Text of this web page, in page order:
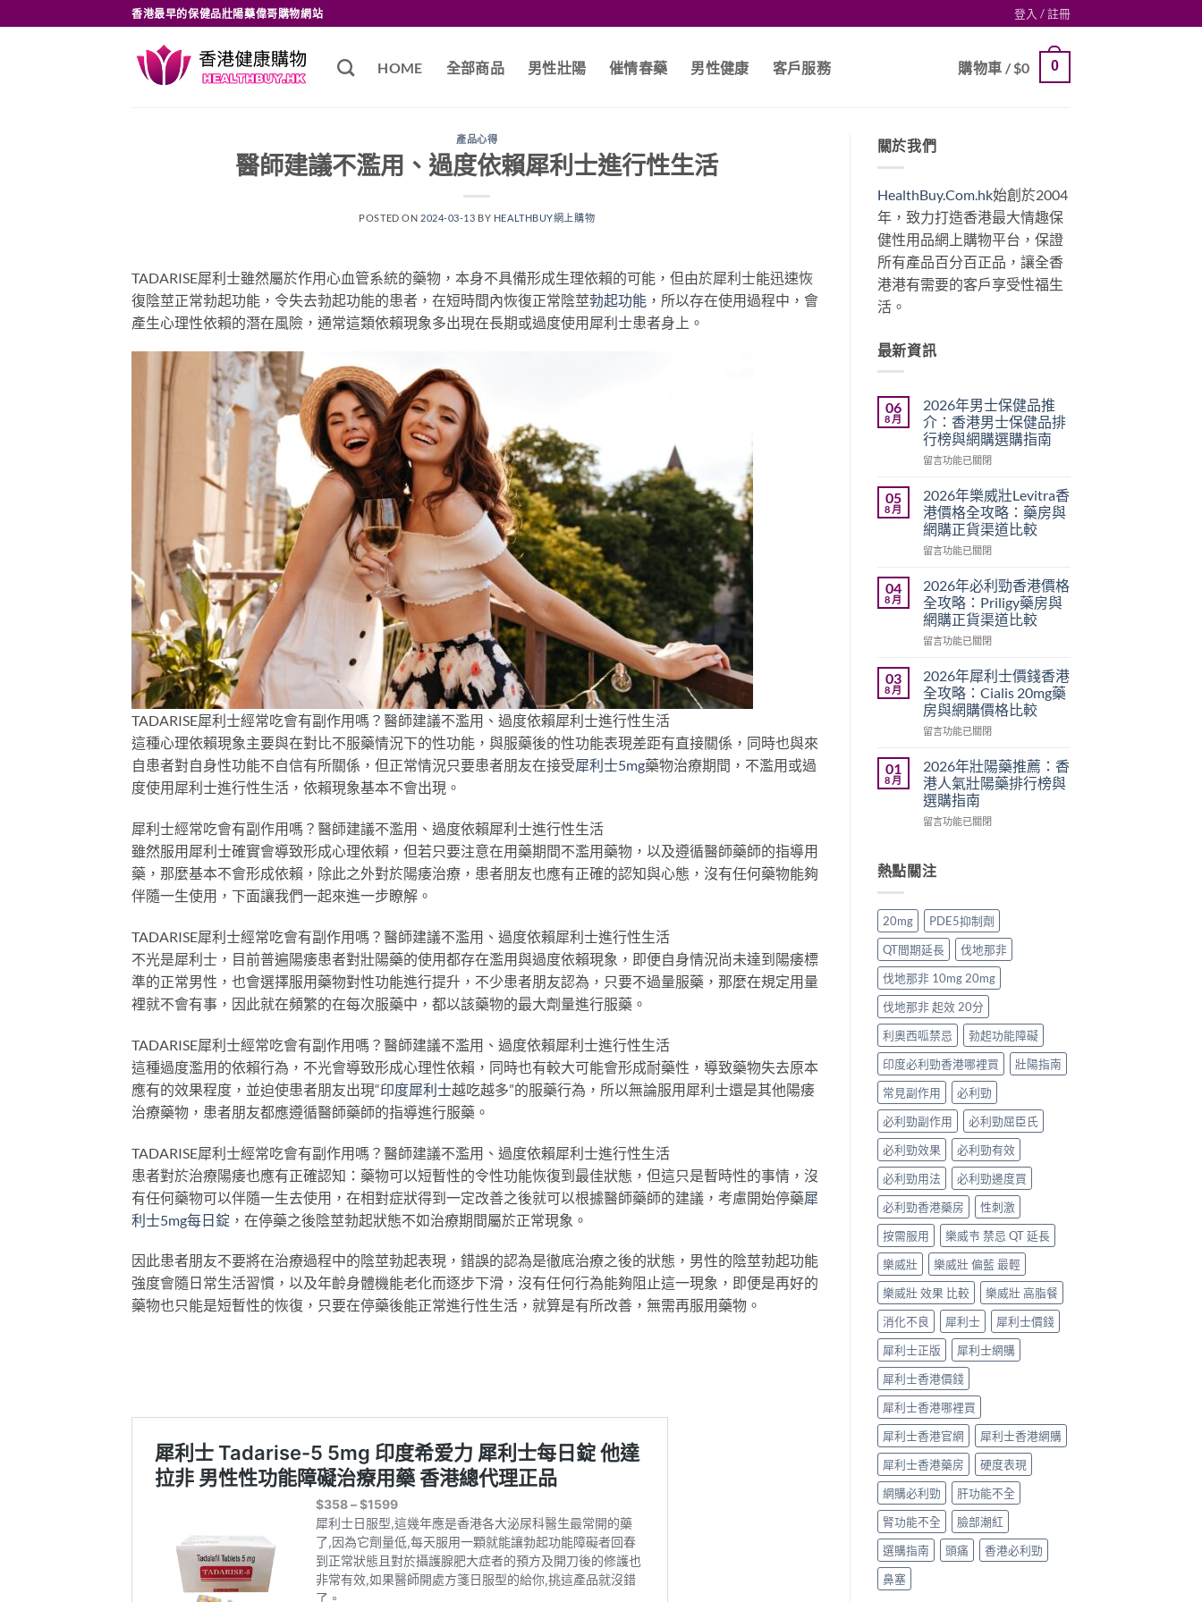
to
香港最早的保健品壯陽藥偉哥購物網站 登入 / 註冊
HOME 全部商品 男性壯陽 催情春藥 男性健康 客戶服務 購物車 /$0 0
產品心得
醫師建議不濫用、過度依賴犀利士進行性生活
POSTED ON 2024-03-13 BY HEALTHBUY網上購物
TADARISE犀利士雖然屬於作用心血管系統的藥物，本身不具備形成生理依賴的可能，但由於犀利士能迅速恢
復陰莖正常勃起功能，令失去勃起功能的患者，在短時間內恢復正常陰莖勃起功能 ，所以存在使用過程中，會
產生心理性依賴的潛在風險，通常這類依賴現象多出現在長期或過度使用犀利士患者身上。
TADARISE犀利士經常吃會有副作用嗎？醫師建議不濫用、過度依賴犀利士進行性生活
這種心理依賴現象主要與在對比不服藥情況下的性功能，與服藥後的性功能表現差距有直接關係，同時也與來
自患者對自身性功能不自信有所關係，但正常情況只要患者朋友在接受犀利士5mg藥物治療期間，不濫用或過
度使用犀利士進行性生活，依賴現象基本不會出現。
犀利士經常吃會有副作用嗎？醫師建議不濫用、過度依賴犀利士進行性生活
雖然服用犀利士確實會導致形成心理依賴，但若只要注意在用藥期間不濫用藥物，以及遵循醫師藥師的指導用
藥，那麼基本不會形成依賴，除此之外對於陽痿治療，患者朋友也應有正確的認知與心態，沒有任何藥物能夠
伴隨一生使用，下面讓我們一起來進一步瞭解。
TADARISE犀利士經常吃會有副作用嗎？醫師建議不濫用、過度依賴犀利士進行性生活
不光是犀利士，目前普遍陽痿患者對壯陽藥的使用都存在濫用與過度依賴現象，即便自身情況尚未達到陽痿標
準的正常男性，也會選擇服用藥物對性功能進行提升，不少患者朋友認為，只要不過量服藥，那麼在規定用量
裡就不會有事，因此就在頻繁的在每次服藥中，都以該藥物的最大劑量進行服藥。
TADARISE犀利士經常吃會有副作用嗎？醫師建議不濫用、過度依賴犀利士進行性生活
這種過度濫用的依賴行為，不光會導致形成心理性依賴，同時也有較大可能會形成耐藥性，導致藥物失去原本
應有的效果程度，並迫使患者朋友出現“印度犀利士越吃越多”的服藥行為，所以無論服用犀利士還是其他陽痿
治療藥物，患者朋友都應遵循醫師藥師的指導進行服藥。
TADARISE犀利士經常吃會有副作用嗎？醫師建議不濫用、過度依賴犀利士進行性生活
患者對於治療陽痿也應有正確認知：藥物可以短暫性的令性功能恢復到最佳狀態，但這只是暫時性的事情，沒
有任何藥物可以伴隨一生去使用，在相對症狀得到一定改善之後就可以根據醫師藥師的建議，考慮開始停藥犀
利士5mg每日錠 ，在停藥之後陰莖勃起狀態不如治療期間屬於正常現象。
因此患者朋友不要將在治療過程中的陰莖勃起表現，錯誤的認為是徹底治療之後的狀態，男性的陰莖勃起功能
強度會隨日常生活習慣，以及年齡身體機能老化而逐步下滑，沒有任何行為能夠阻止這一現象，即便是再好的
藥物也只能是短暫性的恢復，只要在停藥後能正常進行性生活，就算是有所改善，無需再服用藥物。
關於我們
HealthBuy.Com.hk始創於2004
年，致力打造香港最大情趣保
健性用品網上購物平台，保證
所有產品百分百正品，讓全香
港港有需要的客戶享受性福生
活。
最新資訊
06
8 月
2026年男士保健品推
介：香港男士保健品排
行榜與網購選購指南
在
年
男
士
保
健
推
介：
香
港
男
保
健
品
排
行
與
網
購
選
購
中
留言功能已關閉
05
8 月
2026年樂威壯Levitra香
港價格全攻略：藥房與
網購正貨渠道比較
在
年
樂
威
壯
Levitra
港
價
格
全
攻
藥
房
與
網
購
渠
較〉
中
留言功能已關閉
04
8 月
2026年必利勁香港價格
全攻略：Priligy藥房與
網購正貨渠道比較
在
年
必
利
勁
香
價
格
全
攻
略：
房
購
正
貨
渠
道
比
較〉
中
留言功能已關閉
03
8 月
2026年犀利士價錢香港
全攻略：Cialis 20mg藥
房與網購價格比較
在
年
犀
利
士
價
港
略：
Cialis
20mg
藥
房
與
網
購
價
格
比
較〉
中
留言功能已關閉
01
8 月
2026年壯陽藥推薦：香
港人氣壯陽藥排行榜與
選購指南
在
壯
陽
推
薦：
香
港
人
氣
壯
陽
藥
排
行
榜
與
選
購
指
南〉
中
留言功能已關閉
熱點關注
20mg
PDE5抑制劑
QT間期延長
伐地那非
伐地那非 10mg 20mg
伐地那非 起效 20分
利奧西呱禁忌
勃起功能障礙
印度必利勁香港哪裡買
壯陽指南
常見副作用
必利勁
必利勁副作用
必利勁屈臣氏
必利勁效果
必利勁有效
必利勁用法
必利勁邊度買
必利勁香港藥房
性刺激
按需服用
樂威壭 禁忌 QT 延長
樂威壯
樂威壯 偏藍 最輕
樂威壯 效果 比較
樂威壯 高脂餐
消化不良
犀利士
犀利士價錢
犀利士正版
犀利士網購
犀利士香港價錢
犀利士香港哪裡買
犀利士香港官網
犀利士香港網購
犀利士香港藥房
硬度表現
網購必利勁
肝功能不全
腎功能不全
臉部潮紅
選購指南
頭痛
香港必利勁
鼻塞